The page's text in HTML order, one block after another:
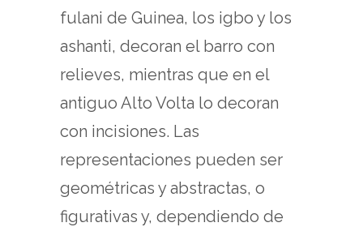
fulani de Guinea, los igbo y los
ashanti, decoran el barro con
relieves, mientras que en el
antiguo Alto Volta lo decoran
con incisiones. Las
representaciones pueden ser
geométricas y abstractas, o
figurativas y, dependiendo de